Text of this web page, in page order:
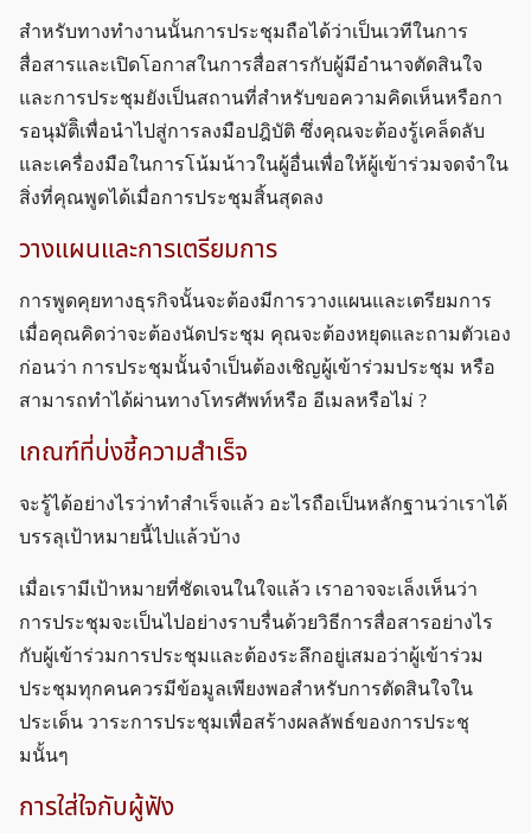
สำหรับทางทำงานนั้นการประชุมถือได้ว่าเป็นเวทีในการ
สื่อสารและเปิดโอกาสในการสื่อสารกับผู้มีอำนาจตัดสินใจ
และการประชุมยังเป็นสถานที่สำหรับขอความคิดเห็นหรือกา
รอนุมัติิเพื่อนำไปสู่การลงมือปฎิบัติ ซึ่งคุณจะต้องรู้เคล็ดลับ
และเครื่องมือในการโน้มน้าวในผู้อื่นเพื่อให้ผู้เข้าร่วมจดจำใน
สิ่งที่คุณพูดได้เมื่อการประชุมสิ้นสุดลง
วางแผนและการเตรียมการ
การพูดคุยทางธุรกิจนั้นจะต้องมีการวางแผนและเตรียมการ
เมื่อคุณคิดว่าจะต้องนัดประชุม คุณจะต้องหยุดและถามตัวเอง
ก่อนว่า การประชุมนั้นจำเป็นต้องเชิญผู้เข้าร่วมประชุม หรือ
สามารถทำได้ผ่านทางโทรศัพท์หรือ อีเมลหรือไม่ ?
เกณฑ์ที่บ่งชี้ความสำเร็จ
จะรู้ได้อย่างไรว่าทำสำเร็จแล้ว อะไรถือเป็นหลักฐานว่าเราได้
บรรลุเป้าหมายนี้ไปแล้วบ้าง
เมื่อเรามีเป้าหมายที่ชัดเจนในใจแล้ว เราอาจจะเล็งเห็นว่า
การประชุมจะเป็นไปอย่างราบรื่นด้วยวิธีการสื่อสารอย่างไร
กับผู้เข้าร่วมการประชุมและต้องระลึกอยู่เสมอว่าผู้เข้าร่วม
ประชุมทุกคนควรมีข้อมูลเพียงพอสำหรับการตัดสินใจใน
ประเด็น วาระการประชุมเพื่อสร้างผลลัพธ์ของการประชุ
มนั้นๆ
การใส่ใจกับผู้ฟัง